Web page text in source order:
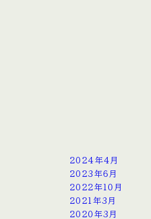
2024年4月
2023年6月
2022年10月
2021年3月
2020年3月